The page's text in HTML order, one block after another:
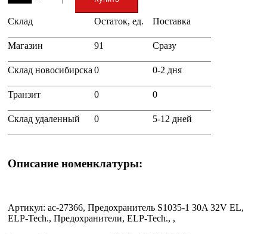
+
Склад Остаток, ед. Поставка
Магазин 91 Сразу
Склад новосибирска 0 0-2 дня
Транзит 0 0
Склад удаленный 0 5-12 дней
Описание номенклатуры:
Артикул: ac-27366, Предохранитель S1035-1 30A 32V EL,
ELP-Tech., Предохранители, ELP-Tech., ,